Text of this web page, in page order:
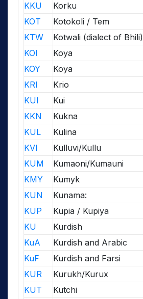
KKU
Korku
KOT
Kotokoli / Tem
KTW
Kotwali (dialect of Bhili)
KOI
Koya
KOY
Koya
KRI
Krio
KUI
Kui
KKN
Kukna
KUL
Kulina
KVI
Kulluvi/Kullu
KUM
Kumaoni/Kumauni
KMY
Kumyk
KUN
Kunama:
KUP
Kupia / Kupiya
KU
Kurdish
KuA
Kurdish and Arabic
KuF
Kurdish and Farsi
KUR
Kurukh/Kurux
KUT
Kutchi